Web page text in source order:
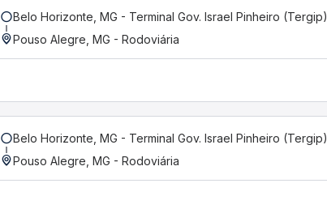
Belo Horizonte, MG - Terminal Gov. Israel Pinheiro (Tergip)
Pouso Alegre, MG - Rodoviária
Belo Horizonte, MG - Terminal Gov. Israel Pinheiro (Tergip)
Pouso Alegre, MG - Rodoviária